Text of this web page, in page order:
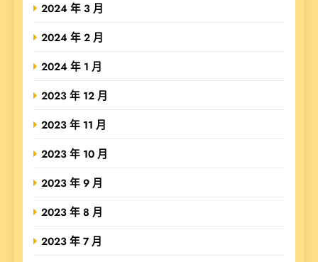
2024 年 3 月
2024 年 2 月
2024 年 1 月
2023 年 12 月
2023 年 11 月
2023 年 10 月
2023 年 9 月
2023 年 8 月
2023 年 7 月